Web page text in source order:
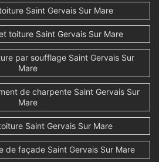
Saint Gervais Sur Mare
toiture Saint Gervais Sur Mare
par soufflage Saint Gervais Sur
Mare
de charpente Saint Gervais Sur
Mare
Saint Gervais Sur Mare
de façade Saint Gervais Sur Mare